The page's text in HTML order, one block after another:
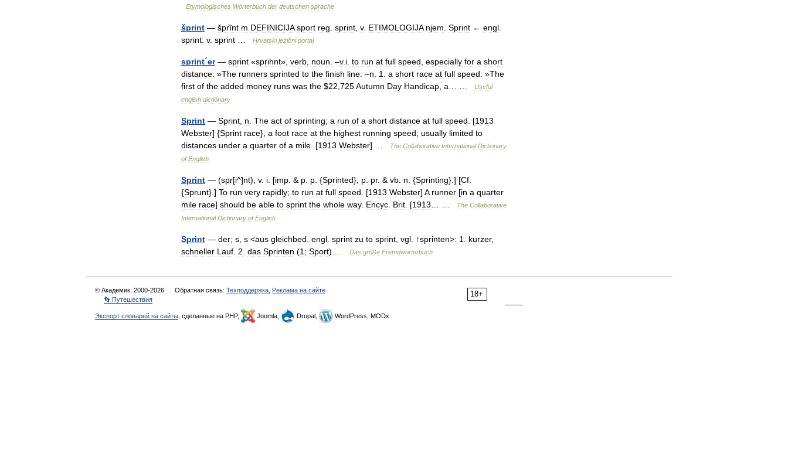
Etymologisches Wörterbuch der deutschen sprache
šprint — šprȉnt m DEFINICIJA sport reg sprint v. ETIMOLOGIJA njem Sprint ← engl
sprint: v. sprint Hrvatski jezični portal
sprint´er— sprint «sprihnt», verb noun . –v. i to run at full speed especially for a short
distance: »The runners sprinted to the finish line . –n 1 a short race at full speed: »The
first of the added money runs was the $22 725Autumn Day Handicap a
Useful
english dictionary
Sprint — Sprint n The act of sprinting; a run of a short distance at full speed . [1913
Webster] {Sprint race}, a foot race at the highest running speed; usually limited to
distances under a quarter of a mile . [1913 Webster] … The Collaborative International Dictionary
of English
Sprint — (spr[i^]nt), v. i . [imp . & p p . {Sprinted}; p pr. & vb n . {Sprinting}.] [Cf
{Sprunt}.] To run very rapidly; to run at full speed . [1913 Webster] A runner [in a quarter
mile race] should be able to sprint the whole way. Encyc Brit . [1913 The Collaborative
International Dictionary of English
Sprint — der; s s <aus gleichbed engl sprint zu to sprint vgl . ↑sprinten>: 1 kurzer,
schneller Lauf 2 das Sprinten (1 ; Sport) … Das große Fremdwörterbuch
18+
© Академик, 2000-2026 Обратная связь: Техподдержка Реклама на сайте
👣 Путешествия
Экспорт словарей на сайты , сделанные на PHP, Joomla, Drupal, WordPress, MODx.